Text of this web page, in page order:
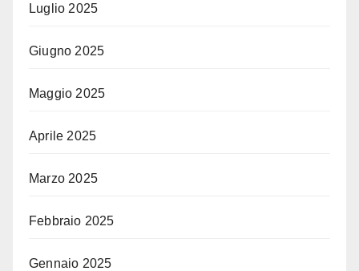
Luglio 2025
Giugno 2025
Maggio 2025
Aprile 2025
Marzo 2025
Febbraio 2025
Gennaio 2025